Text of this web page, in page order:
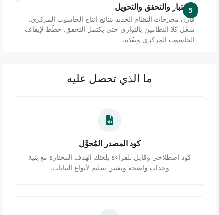
5
الاختبار والتحقق والتحويل
قارن مخرجات النظام الجديد بنتائج إنتاج الحاسوب المركزي.
شغّل كلا النظامين بالتوازي حتى يكتمل التحقق. خطّط لإيقاف
الحاسوب المركزي ونفّذه.
ما الذي تحصل عليه
كود المصدر المُحوَّل
كود اصطلاحي وقابل للقراءة بلغتك الهدف المختارة مع بنية
وحدات واضحة وتعيين سليم لأنواع البيانات.